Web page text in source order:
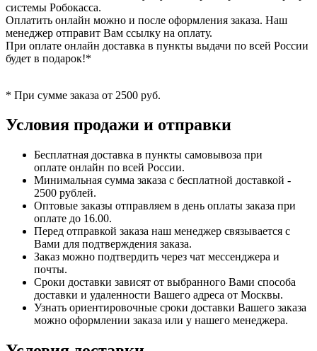
системы Робокасса.
Оплатить онлайн можно и после оформления заказа. Наш
менеджер отправит Вам ссылку на оплату.
При оплате онлайн доставка в пункты выдачи по всей России
будет в подарок!*
* При сумме заказа от 2500 руб.
Условия продажи и отправки
Бесплатная доставка в пункты самовывоза при
оплате онлайн по всей России.
Минимальная сумма заказа с бесплатной доставкой -
2500 рублей.
Оптовые заказы отправляем в день оплаты заказа при
оплате до 16.00.
Перед отправкой заказа наш менеджер связывается с
Вами для подтверждения заказа.
Заказ можно подтвердить через чат мессенджера и
почты.
Сроки доставки зависят от выбранного Вами способа
доставки и удаленности Вашего адреса от Москвы.
Узнать ориентировочные сроки доставки Вашего заказа
можно оформлении заказа или у нашего менеджера.